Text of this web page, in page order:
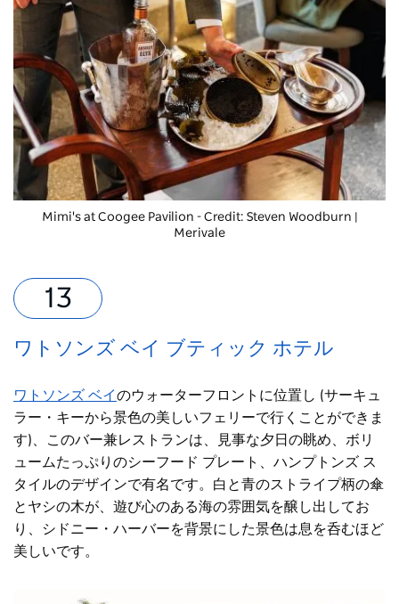
Mimi's at Coogee Pavilion - Credit: Steven Woodburn |
Merivale
ワトソンズ ベイ ブティック ホテル
ワトソンズ ベイのウォーターフロントに位置し (サーキュ
ラー・キーから景色の美しいフェリーで行くことができま
す)、このバー兼レストランは、見事な夕日の眺め、ボリ
ュームたっぷりのシーフード プレート、ハンプトンズ ス
タイルのデザインで有名です。白と青のストライプ柄の傘
とヤシの木が、遊び心のある海の雰囲気を醸し出してお
り、シドニー・ハーバーを背景にした景色は息を呑むほど
美しいです。